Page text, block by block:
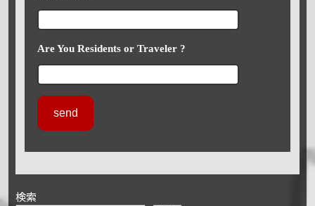
Are You Residents or Traveler ?
検索